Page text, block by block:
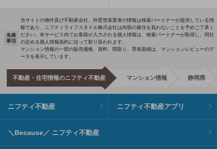
免責
事項
当サイトの物件及び不動産会社、外壁塗装業者の情報は検索パートナーが提供している情
報であり、ニフティライフスタイル株式会社は内容の責任を負わないことを予めご了承く
ださい。本サービス内でお客様が入力される個人情報は、検索パートナーが取得し、同社
の定める個人情報規約に従って取り扱われます。
マンション情報の一部の販売価格、賃料、間取り、専有面積は、マンションレビューのデ
ータを表示しています。
不動産・住宅情報のニフティ不動産 マンション情報 静岡県
ニフティ不動産 ニフティ不動産アプリ
＼Because／ ニフティ不動産